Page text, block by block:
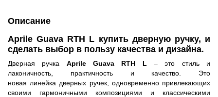
Описание
Aprile Guava RTH L купить дверную ручку, и
сделать выбор в пользу качества и дизайна.
Дверная ручка Aprile Guava RTH L– это стиль и
лаконичность, практичность и качество. Это
новая линейка дверных ручек, одновременно привлекающих
своими гармоничными композициями и классическими